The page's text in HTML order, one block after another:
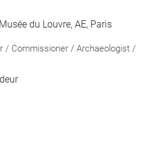
du Louvre, AE, Paris
/ Commissioner / Archaeologist /